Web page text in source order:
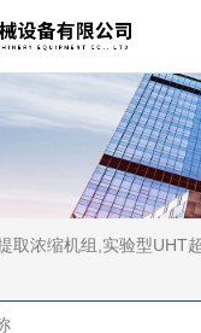
取浓缩机组,实验型UHT